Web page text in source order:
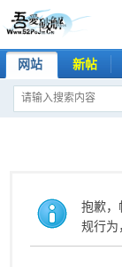
网站 新帖
抱歉，
规行为